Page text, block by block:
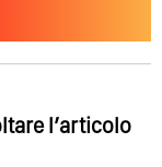
l’articolo